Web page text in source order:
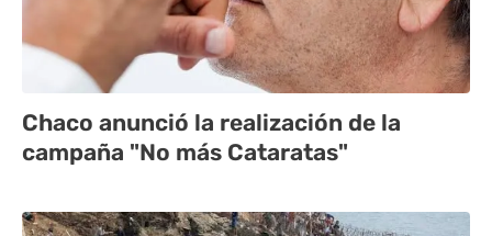
Chaco anunció la realización de la
campaña "No más Cataratas"